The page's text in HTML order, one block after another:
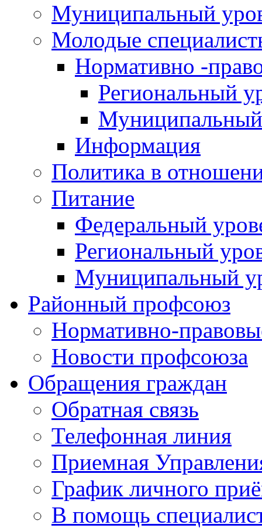
Муниципальный
Молодые
Нормативно -
Региональный
Информация
Политика в
Питание
Федеральный
Региональный
Муниципальный
Районный профсоюз
Нормативно-
Новости профсоюза
Обращения граждан
Обратная связь
Телефонная линия
Приемная
График личного
В помощь